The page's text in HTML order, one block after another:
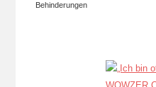
Behinderungen